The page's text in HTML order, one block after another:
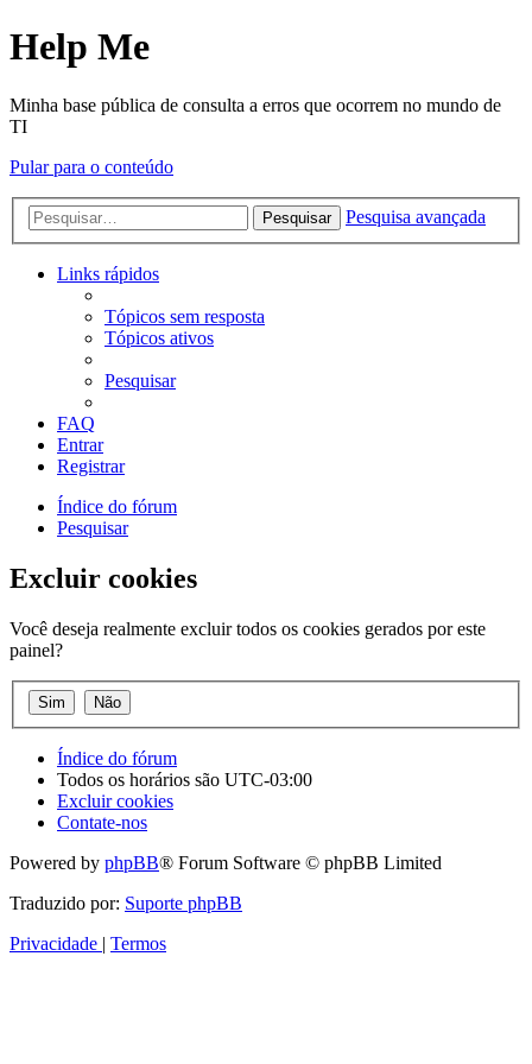
Help Me
Minha base pública de consulta a erros que ocorrem no mundo de
TI
Pular para o conteúdo
Pesquisar Pesquisa avançada
Links rápidos
Tópicos sem resposta
Tópicos ativos
Pesquisar
FAQ
Entrar
Registrar
Índice do fórum
Pesquisar
Excluir cookies
Você deseja realmente excluir todos os cookies gerados por este
painel?
Índice do fórum
Todos os horários são UTC-03:00
Excluir cookies
Contate-nos
Powered by phpBB® Forum Software © phpBB Limited
Traduzido por: Suporte phpBB
Privacidade | Termos